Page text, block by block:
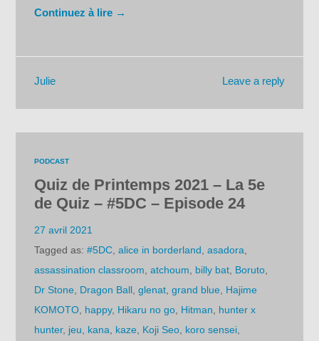
Continuez à lire →
Leave a reply
Julie
PODCAST
Quiz de Printemps 2021 – La 5e
de Quiz – #5DC – Episode 24
27 avril 2021
Tagged as:#5DC ,alice in borderland ,asadora
assassination classroom ,atchoum billy bat Boruto
Dr Stone Dragon Ball ,glenat ,grand blue Hajime
KOMOTO happy, Hikaru no go Hitman
hunter x
hunter, jeu kana kaze Koji Seo koro sensei